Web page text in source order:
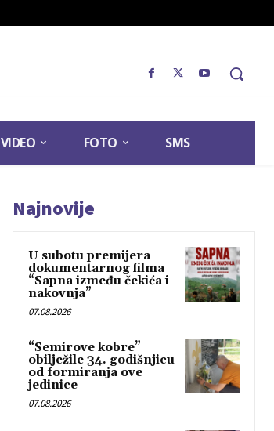
VIDEO FOTO SMS
Najnovije
U subotu premijera
dokumentarnog filma
“Sapna između čekića i
nakovnja”
07.08.2026
“Semirove kobre”
obilježile 34. godišnjicu
od formiranja ove
jedinice
07.08.2026